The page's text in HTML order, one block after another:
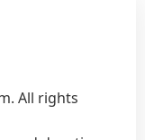
All rights